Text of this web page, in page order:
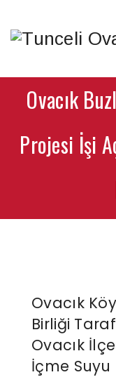
Ovacık
Projesi İşi
Ovacık
Birliği
Ovacık
İçme Suyu